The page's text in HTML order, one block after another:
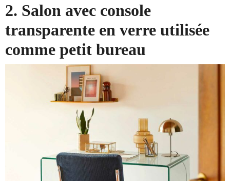
2. Salon avec console
transparente en verre utilisée
comme petit bureau